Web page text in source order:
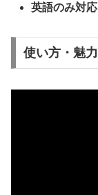
英語のみ対応
使い方・魅力